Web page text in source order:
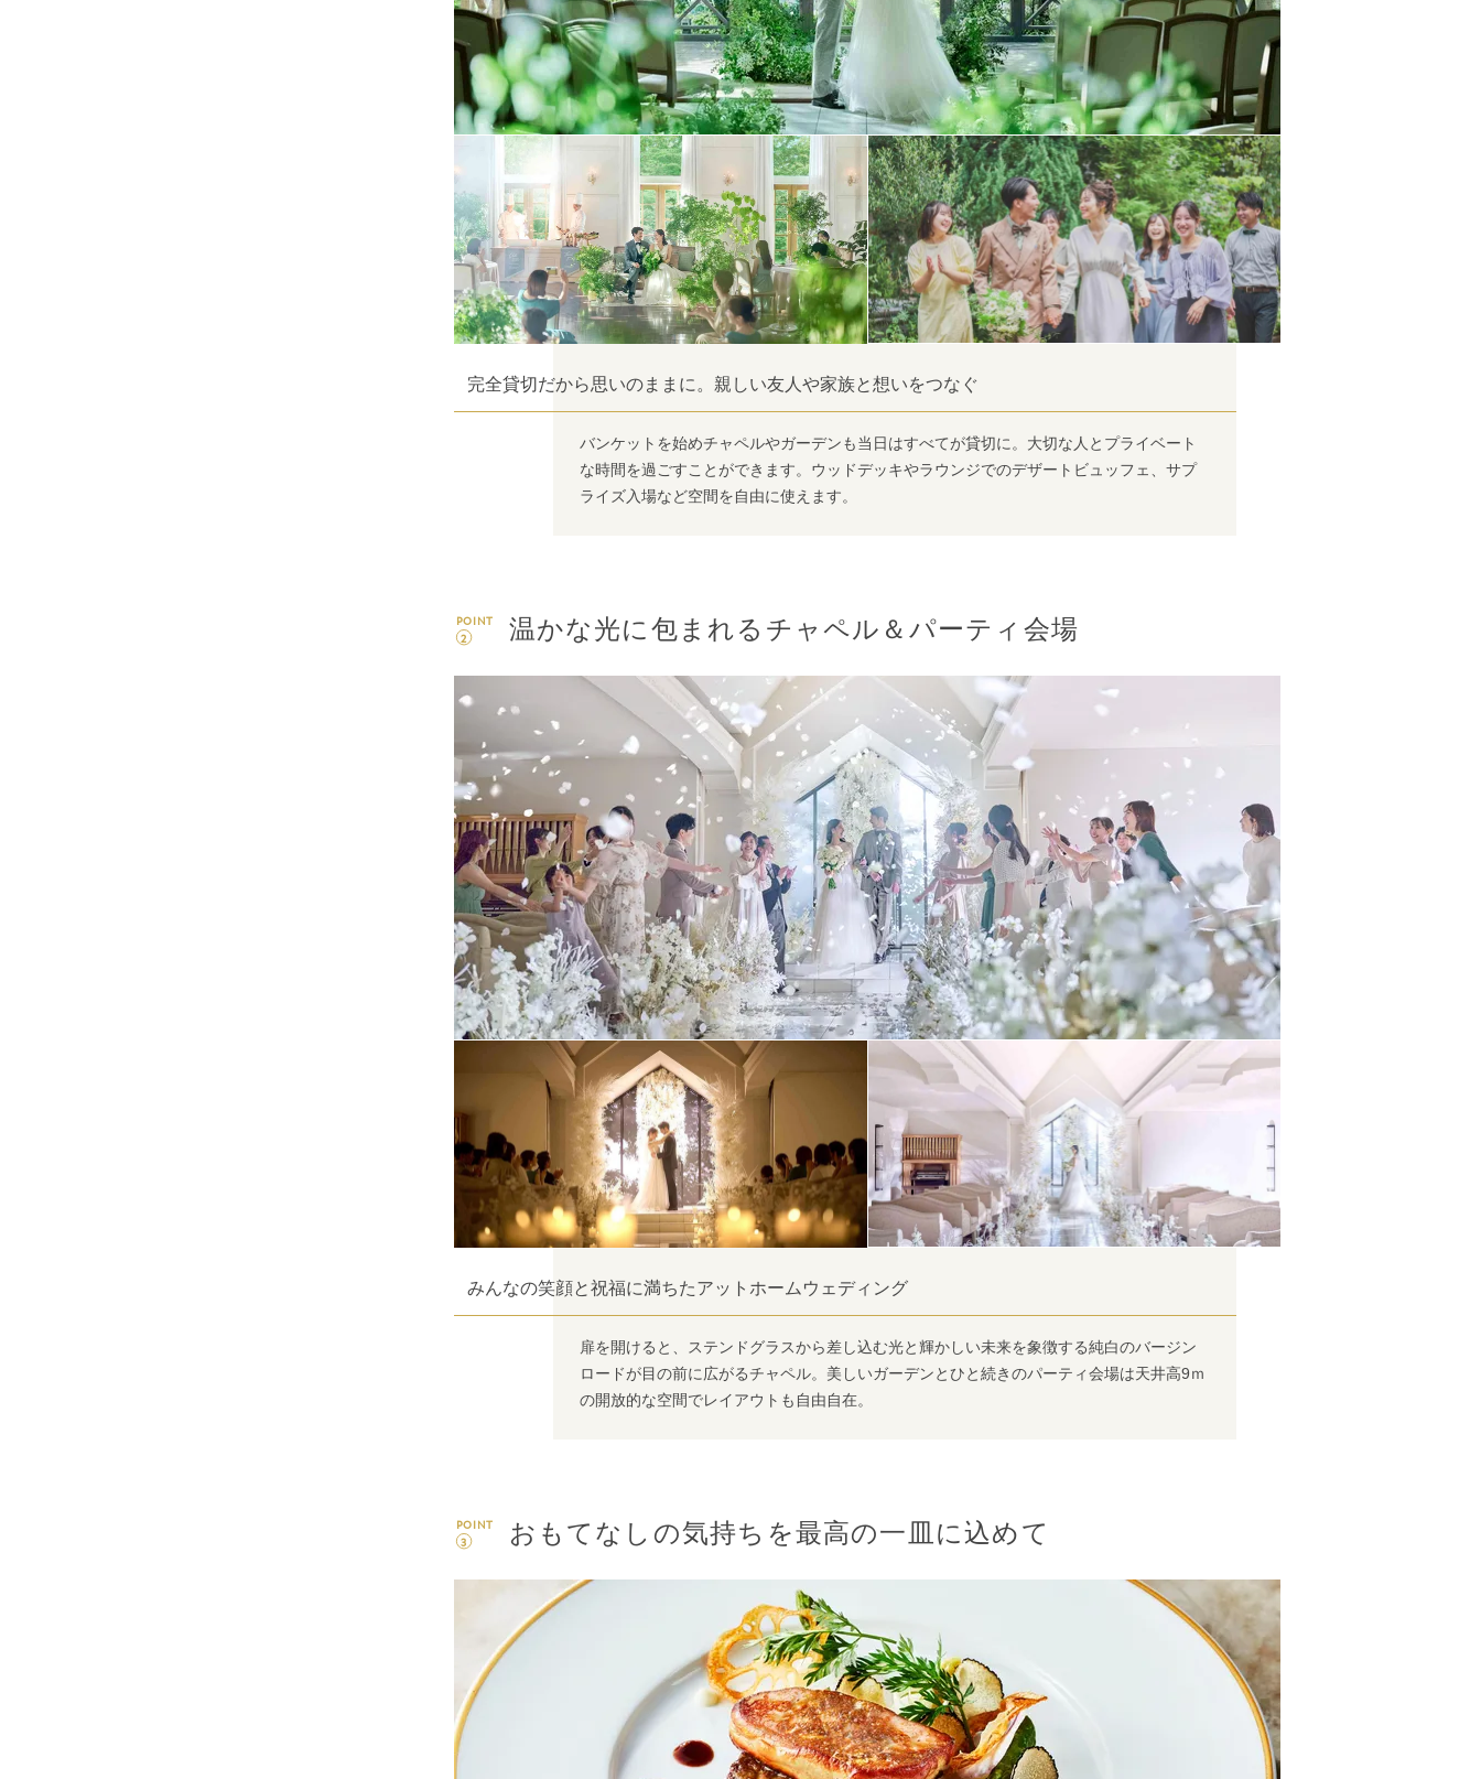
完全貸切だから思いのままに。親しい友人や家族と想いをつなぐ
バンケットを始めチャペルやガーデンも当日はすべてが貸切に。大切な人とプライベート
な時間を過ごすことができます。ウッドデッキやラウンジでのデザートビュッフェ、サプ
ライズ入場など空間を自由に使えます。
POINT
2
温かな光に包まれるチャペル＆パーティ会場
みんなの笑顔と祝福に満ちたアットホームウェディング
扉を開けると、ステンドグラスから差し込む光と輝かしい未来を象徴する純白のバージン
ロードが目の前に広がるチャペル。美しいガーデンとひと続きのパーティ会場は天井高9ｍ
の開放的な空間でレイアウトも自由自在。
POINT
3
おもてなしの気持ちを最高の一皿に込めて